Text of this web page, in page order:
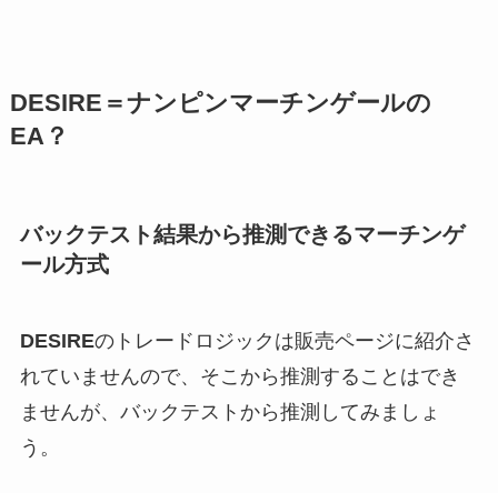
DESIRE＝ナンピンマーチンゲールの
EA？
バックテスト結果から推測できるマーチンゲ
ール方式
DESIREのトレードロジックは販売ページに紹介さ
れていませんので、そこから推測することはでき
ませんが、バックテストから推測してみましょ
う。